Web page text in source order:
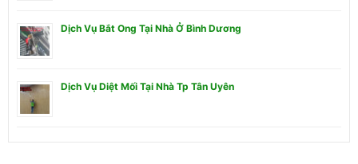
Dịch Vụ Bắt Ong Tại Nhà Ở Bình Dương
Dịch Vụ Diệt Mối Tại Nhà Tp Tân Uyên